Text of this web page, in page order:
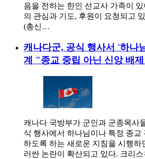
음을 전하는 한인 선교사 가족이
의 관심과 기도, 후원이 요청되고
(총신…
캐나다군, 공식 행사서 '하나
계 "종교 중립 아닌 신앙 배
캐나다 국방부가 군인과 군종목사
식 행사에서 하나님이나 특정 종교
하도록 하는 새로운 지침을 시행하
러싼 논란이 확산되고 있다. 크리